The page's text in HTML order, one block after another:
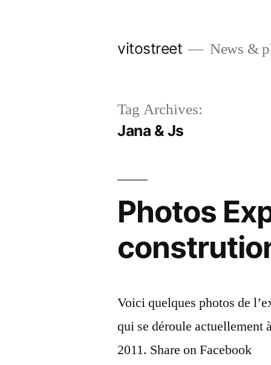
vitostreet News &
Tag Archives:
Jana & Js
Photos
Voici quelques photos de
qui se déroule actuellement
2011. Share on Facebook